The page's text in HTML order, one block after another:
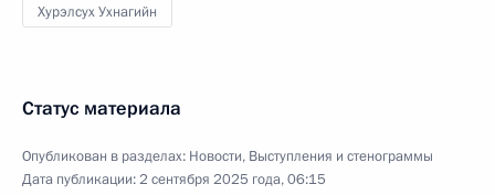
Хурэлсух Ухнагийн
Статус материала
Опубликован в разделах: Новости, Выступления и стенограммы
Дата публикации:2 сентября 2025 года, 06:15